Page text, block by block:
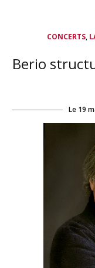
CONCERTS,
Berio
Le 19